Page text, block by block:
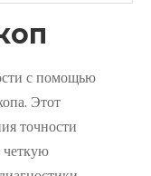
с помощью
Этот
точности
четкую